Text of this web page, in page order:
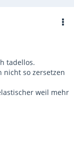
tadellos.
nicht so zersetzen
weil mehr